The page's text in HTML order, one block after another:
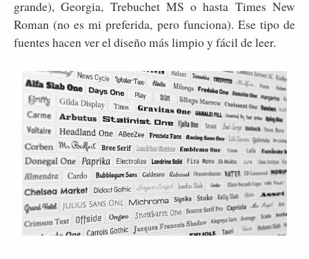
grande), Georgia, Trebuchet MS o hasta Times New
Roman (no es mi preferida, pero funciona). Ese tipo de
fuentes hacen ver el diseño más limpio y fácil de leer.